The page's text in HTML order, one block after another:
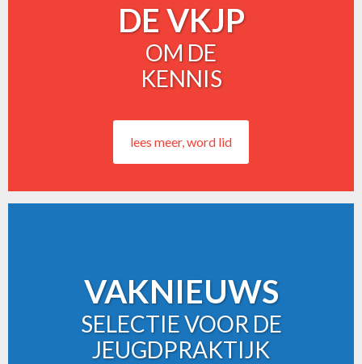
DE VKJP
OM DE
KENNIS
lees meer, word lid
VAKNIEUWS
SELECTIE VOOR DE
JEUGDPRAKTIJK